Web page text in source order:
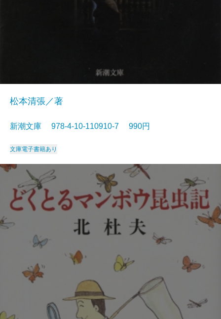
松本清張／著
新潮文庫 978-4-10-110910-7 990円
文庫電子書籍あり